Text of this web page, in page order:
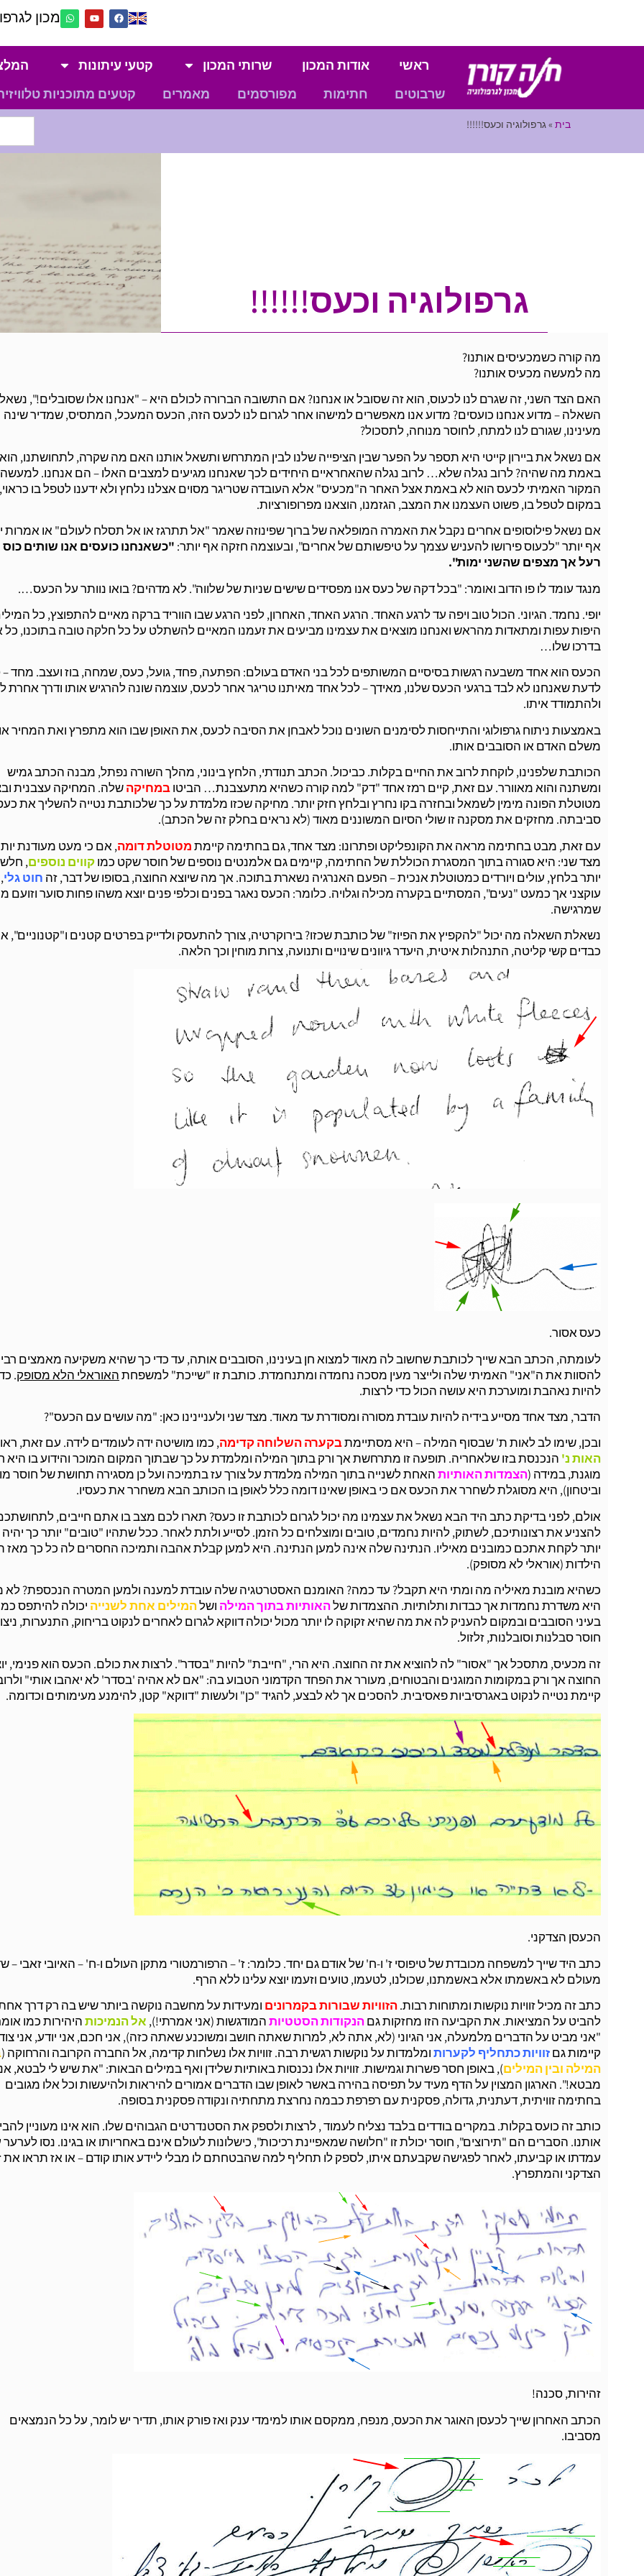
מכון
ראשי אודות המכון שרותי המכון קטעי עיתונות
שרבוטים
חתימות מפורסמים מאמרים קטעים מתוכניות
בית »גרפולוגיה וכעס!!!!!!
גרפולוגיה וכעס!!!!!!
מה קורה כשמכעיסים אותנו?
מה למעשה מכעיס אותנו?
האם הצד השני, זה שגרם לנו לכעוס, הוא זה שסובל או אנחנו? אם התשובה הברורה לכולם היא – "אנחנו אלו שסובלים!",
השאלה – מדוע אנחנו כועסים? מדוע אנו מאפשרים למישהו אחר לגרום לנו לכעס הזה, הכעס המעכל, המתסיס, שמדיר שינה
מעינינו, שגורם לנו למתח, לחוסר מנוחה, לתסכול?
אם נשאל את ביירון קייטי היא תספר על הפער שבין הציפייה שלנו לבין המתרחש ותשאל אותנו האם מה שקרה, לתחושתנו, הוא
באמת מה שהיה? לרוב נגלה שלא… לרוב נגלה שהאחראיים היחידים לכך שאנחנו מגיעים למצבים האלו – הם אנחנו.
המקור האמיתי לכעס הוא לא באמת אצל האחר ה"מכעיס" אלא העובדה שטריגר מסוים אצלנו נלחץ ולא ידענו לטפל בו כראוי,
במקום לטפל בו, פשוט העצמנו את המצב, הגזמנו, הוצאנו מפרופורציות.
אם נשאל פילוסופים אחרים נקבל את האמרה המופלאה של ברוך שפינוזה שאמר "אל תתרגז או אל תסלח לעולם" או אמרות
אף יותר "לכעוס פירושו להעניש עצמך על טיפשותם של אחרים", ובעוצמה חזקה אף יותר: "כשאנחנו כועסים אנו שותים
רעל אך מצפים שהשני ימות".
מנגד עומד לו פו הדוב ואומר: "בכל דקה של כעס אנו מפסידים שישים שניות של שלווה". לא מדהים? בואו נוותר על הכעס….
יופי. נחמד. הגיוני. הכול טוב ויפה עד לרגע האחד. הרגע האחד, האחרון, לפני הרגע שבו הווריד ברקה מאיים להתפוצץ, כל
היפות עפות ומתאדות מהראש ואנחנו מוצאים את עצמינו מביעים את זעמנו המאיים להשתלט על כל חלקה טובה בתוכנו,
בדרכו שלו…
הכעס הוא אחד משבעה רגשות בסיסיים המשותפים לכל בני האדם בעולם: הפתעה, פחד, גועל, כעס, שמחה, בוז ועצב. מחד –
לדעת שאנחנו לא לבד ברגעי הכעס שלנו, מאידך – לכל אחד מאיתנו טריגר אחר לכעס, עוצמה שונה להרגיש אותו ודרך אחרת
ולהתמודד איתו.
באמצעות ניתוח גרפולוגי והתייחסות לסימנים השונים נוכל לאבחן את הסיבה לכעס, את האופן שבו הוא מתפרץ ואת המחיר
משלם האדם או הסובבים אותו.
הכותבת שלפנינו, לוקחת לרוב את החיים בקלות. כביכול. הכתב תנודתי, הלחץ בינוני, מהלך השורה נפתל, מבנה הכתב גמיש
ומשתנה והוא מאוורר. עם זאת, קיים רמז אחד "דק" למה קורה כשהיא מתעצבנת… הביטובמחיקהשלה. המחיקה עצבנית
מטוטלת הפונה מימין לשמאל ובחזרה בקו נחרץ ובלחץ חזק יותר. מחיקה שכזו מלמדת על כך שלכותבת נטייה להשליך את
סביבתה. מחזקים את מסקנה זו שולי הסיום המשוננים מאוד (לא נראים בחלק זה של הכתב).
עם זאת, מבט בחתימה מראה את הקונפליקט ופתרונו: מצד אחד, גם בחתימה קיימתמטוטלת דומה, אם כי מעט מעודנת
מצד שני: היא סגורה בתוך המסגרת הכוללת של החתימה, קיימים גם אלמנטים נוספים של חוסר שקט כמוקווים נוספים,
יותר בלחץ, עולים ויורדים כמטוטלת אנכית – הפעם האנרגיה נשארת בתוכה. אך מה שיוצא החוצה, בסופו של דבר, זה חוטגלי,
עוקצני אך כמעט "נעים", המסתיים בקערה מכילה וגלויה. כלומר: הכעס נאגר בפנים וכלפי פנים יוצא משהו פחות סוער וזועם
שמרגישה.
נשאלת השאלה מה יכול "להקפיץ את הפיוז" של כותבת שכזו? בירוקרטיה, צורך להתעסק ולדייק בפרטים קטנים ו"קטנוניים",
כבדים קשי קליטה, התנהלות איטית, היעדר גיוונים שינויים ותנועה, צרות מוחין וכך הלאה.
כעס אסור.
לעומתה, הכתב הבא שייך לכותבת שחשוב לה מאוד למצוא חן בעינינו, הסובבים אותה, עד כדי כך שהיא משקיעה מאמצים
להסוות את ה"אני" האמיתי שלה ולייצר מעין מסכה נחמדה ומתנחמדת. כותבת זו "שייכת" למשפחתהאוראלי הלא מסופק.
להיות נאהבת ומוערכת היא עושה הכול כדי לרצות.
הדבר, מצד אחד מסייע בידיה להיות עובדת מסורה ומסודרת עד מאוד. מצד שני ולעניינינו כאן: "מה עושים עם הכעס"?
ובכן, שימו לב לאות ת' שבסוף המילה – היא מסתיימתבקערה השלוחה קדימה, כמו מושיטה ידה לעומדים לידה. עם זאת,
האות נ' הנכנסת בזו שלאחריה. תופעה זו מתרחשת אך ורק בתוך המילה ומלמדת על כך שבתוך המקום המוכר והידוע בו
מוגנת, במידה (הצמדות האותיותהאחת לשנייה בתוך המילה מלמדת על צורך עז בתמיכה ועל כן מסגירה תחושת של חוסר
וביטחון), היא מסוגלת לשחרר את הכעס אם כי באופן שאינו דומה כלל לאופן בו הכותב הבא משחרר את כעסיו.
אולם, לפני בדיקת כתב היד הבא נשאל את עצמינו מה יכול לגרום לכותבת זו כעס? תארו לכם מצב בו אתם חייבים,
להצניע את רצונותיכם, לשתוק, להיות נחמדים, טובים ומוצלחים כל הזמן. לסייע ולתת לאחר. ככל שתהיו "טובים" יותר כך
יותר לקחת אתכם כמובנים מאיליו. הנתינה שלה אינה למען הנתינה. היא למען קבלת אהבה ותמיכה החסרים לה כל כך מאז
הילדות (אוראלי לא מסופק).
כשהיא מובנת מאיליה מה ומתי היא תקבל? עד כמה? האומנם האסטרטגיה שלה עובדת למענה ולמען המטרה הנכספת?
היא משדרת נחמדות אך כבדות ותלותיות. ההצמדות שלהאותיות בתוך המילה ושלהמילים אחת לשנייה יכולה להיתפס
בעיני הסובבים ובמקום להעניק לה את מה שהיא זקוקה לו יותר מכול יכולה דווקא לגרום לאחרים לנקוט בריחוק, התנערות,
חוסר סבלנות וסובלנות, זלזול.
זה מכעיס, מתסכל אך "אסור" לה להוציא את זה החוצה. היא הרי, "חייבת" להיות "בסדר". לרצות את כולם. הכעס הוא פנימי,
החוצה אך ורק במקומות המוגנים והבטוחים, מעורר את הפחד הקדמוני הטבוע בה: "אם לא אהיה 'בסדר' לא יאהבו אותי"
קיימת נטייה לנקוט באגרסיביות פאסיבית. להסכים אך לא לבצע, להגיד "כן" ולעשות "דווקא" קטן, להימנע מעימותים וכדומה.
הכעסן הצדקני.
כתב היד שייך למשפחה מכובדת של טיפוסי ז' ו-ח' של אודם גם יחד. כלומר: ז' – הרפורמטורי מתקן העולם ו-ח' – האיובי זאבי –
מעולם לא באשמתו אלא באשמתנו, שכולנו, לטעמו, טועים וזעמו יוצא עלינו ללא הרף.
כתב זה מכיל זוויות נוקשות ומתוחות רבות.הזוויות שבורות בקמרונים ומעידות על מחשבה נוקשה ביותר שיש בה רק דרך
להביט על המציאות. את הקביעה הזו מחזקות גםהנקודות הסטטיותהמודגשות (אני אמרתי!), אל הנמיכותהיהירות כמו
"אני מביט על הדברים מלמעלה, אני הגיוני (לא, אתה לא, למרות שאתה חושב ומשוכנע שאתה כזה), אני חכם, אני יודע, אני
קיימות גםזוויות כתחליף לקערותומלמדות על נוקשות רגשית רבה. זוויות אלו נשלחות קדימה, אל החברה הקרובה והרחוקה (
המילה ובין המילים), באופן חסר פשרות וגמישות. זוויות אלו נכנסות באותיות שלידן ואף במילים הבאות: "את שיש לי לבטא,
מבטא!". הארגון המצוין על הדף מעיד על תפיסה בהירה באשר לאופן שבו הדברים אמורים להיראות ולהיעשות וכל אלו מגובים
בחתימה זוויתית, דעתנית, גדולה, פסקנית עם רפרפת כבמה נחרצת מתחתיה ונקודה פסקנית בסופה.
כותב זה כועס בקלות. במקרים בודדים בלבד נצליח לעמוד , לרצות ולספק את הסטנדרטים הגבוהים שלו. הוא אינו מעוניין
אותנו. הסברים הם "תירוצים", חוסר יכולת זו "חלושה שמאפיינת רכיכות", כישלונות לעולם אינם באחריותו או בגינו. נסו
עמדתו או קביעתו, לאחר לפגישה שקבעתם איתו, לספק לו תחליף למה שהבטחתם לו מבלי ליידע אותו קודם – או אז תראו את
הצדקני והמתפרץ.
זהירות, סכנה!
הכתב האחרון שייך לכעסן האוגר את הכעס, מנפח, ממקסם אותו למימדי ענק ואז פורק אותו, תדיר יש לומר, על כל הנמצאים
מסביבו.